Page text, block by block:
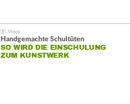
Handgemachte Schultüten
SO WIRD DIE EINSCHULUNG
ZUM KUNSTWERK